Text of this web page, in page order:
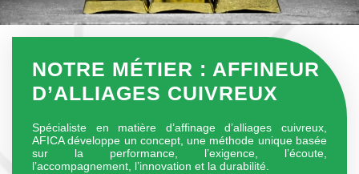
NOTRE MÉTIER : AFFINEUR
D’ALLIAGES CUIVREUX
Spécialiste en matière d’affinage d’alliages cuivreux,
AFICA développe un concept, une méthode unique basée
sur la performance, l’exigence, l’écoute,
l’accompagnement, l’innovation et la durabilité.